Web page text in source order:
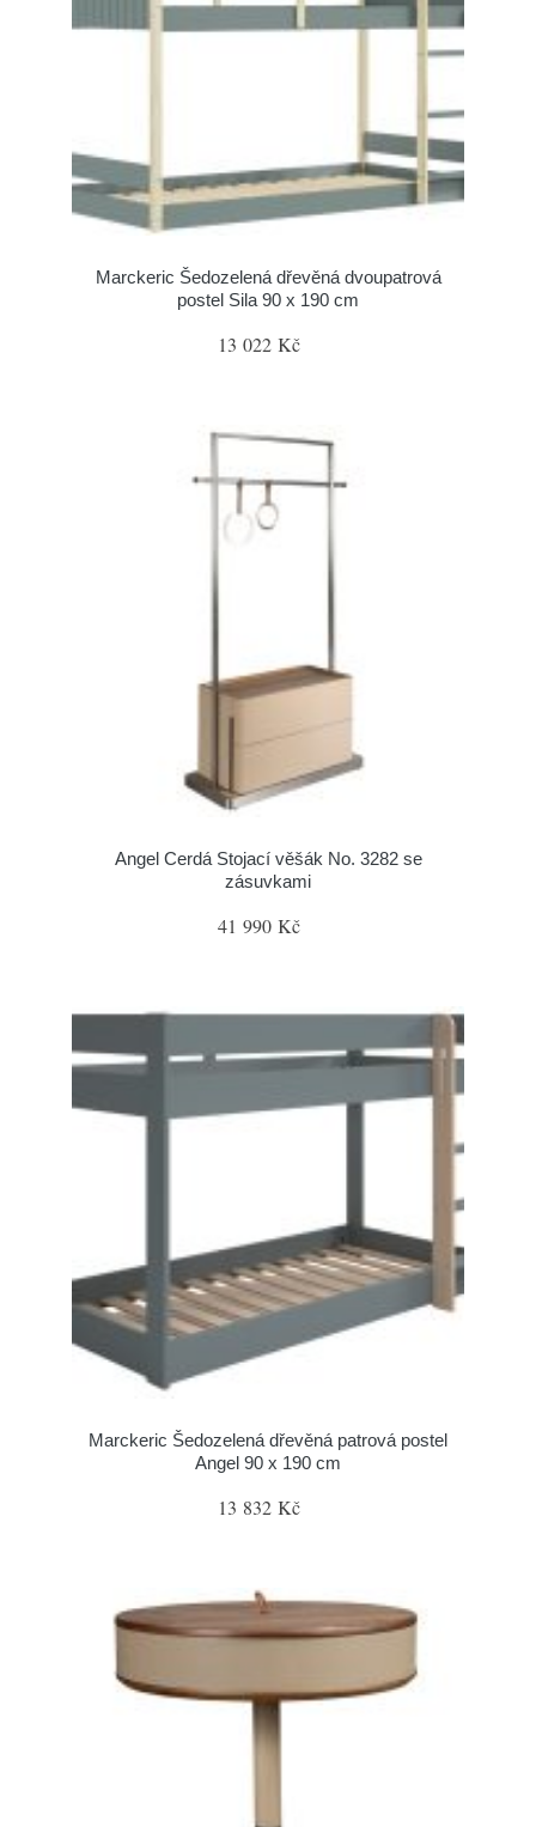
Marckeric Šedozelená dřevěná dvoupatrová
postel Sila 90 x 190 cm
13 022 Kč
Angel Cerdá Stojací věšák No. 3282 se
zásuvkami
41 990 Kč
Marckeric Šedozelená dřevěná patrová postel
Angel 90 x 190 cm
13 832 Kč